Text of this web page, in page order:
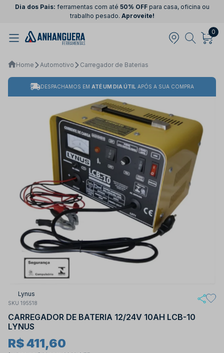
Dia dos Pais: ferramentas com até 50% OFFpara casa, oficina ou
trabalho pesado. Aproveite!
0
Home Automotivo Carregador de Baterias
DESPACHAMOS EM ATÉ UM DIA ÚTIL APÓS A SUA COMPRA
Lynus
SKU 195518
CARREGADOR DE BATERIA 12/24V 10AH LCB-10
LYNUS
R$ 411,60